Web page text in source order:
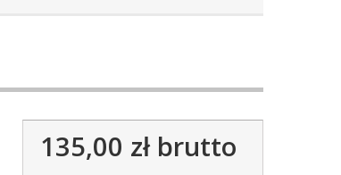
135,00 złbrutto